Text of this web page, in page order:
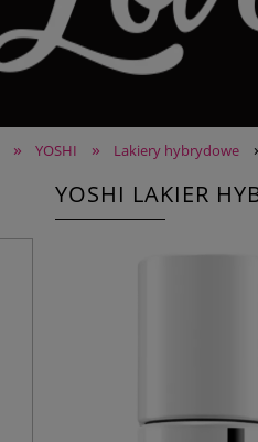
» YOSHI » Lakiery hybrydowe
YOSHI LAKIER